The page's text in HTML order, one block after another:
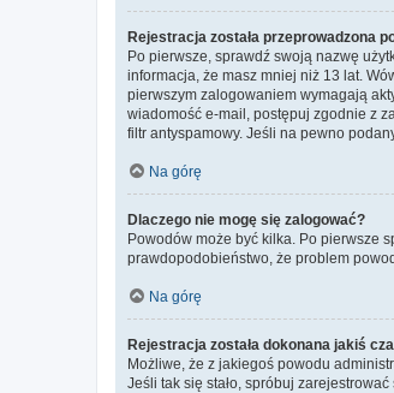
Rejestracja została przeprowadzona
Po pierwsze, sprawdź swoją nazwę
informacja, że masz mniej niż 13 lat.
pierwszym zalogowaniem wymagają
wiadomość e-mail, postępuj zgodnie z
filtr antyspamowy. Jeśli na pewno
Na górę
Dlaczego nie mogę się zalogować?
Powodów może być kilka. Po pierwsze
prawdopodobieństwo, że problem
Na górę
Rejestracja została dokonana jakiś
Możliwe, że z jakiegoś powodu
Jeśli tak się stało, spróbuj